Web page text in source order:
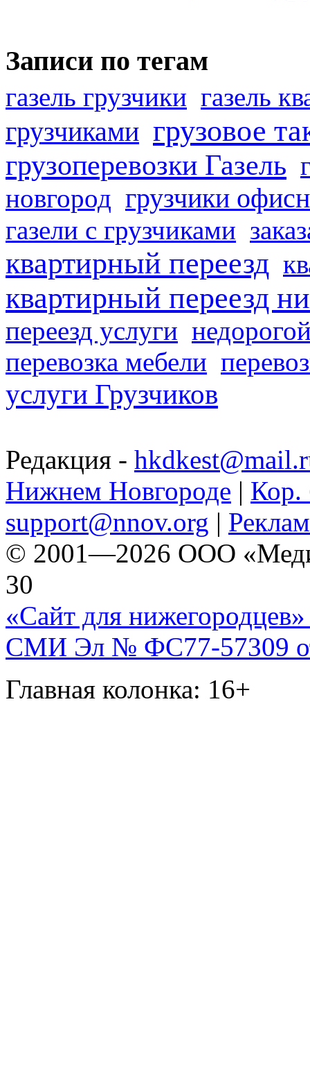
Записи по тегам
газель грузчики газель
грузчиками грузовое
грузоперевозки Газель
новгород грузчики
газели с грузчиками
квартирный переезд
квартирный переезд
переезд услуги
перевозка мебели
услуги Грузчиков
Редакция -
Нижнем Новгороде | Кор.
support@nnov.org |
© 2001—2026 ООО
30
«Сайт для нижегородцев»
СМИ Эл № ФС77-57309
Главная колонка: 16+